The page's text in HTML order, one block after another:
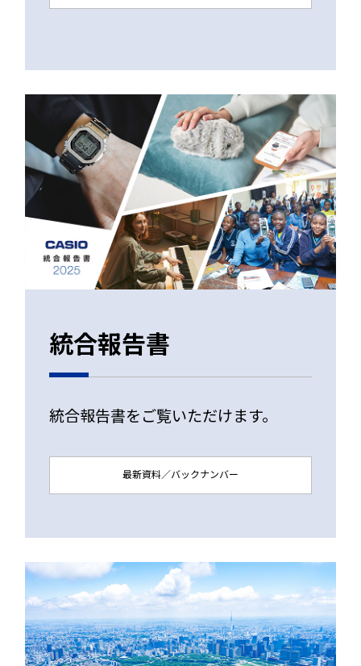
統合報告書
統合報告書をご覧いただけます。
最新資料／バックナンバー